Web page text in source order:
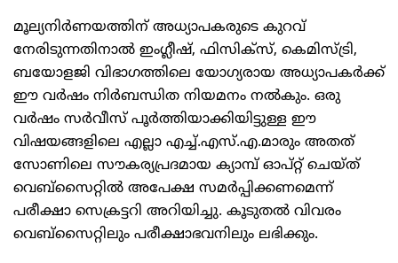
മൂല്യനിര്‍ണയത്തിന് അധ്യാപകരുടെ കുറവ്
നേരിടുന്നതിനാല്‍ ഇംഗ്ലീഷ്, ഫിസിക്‌സ്, കെമിസ്ട്രി,
ബയോളജി വിഭാഗത്തിലെ യോഗ്യരായ അധ്യാപകര്‍ക്ക്
ഈ വര്‍ഷം നിര്‍ബന്ധിത നിയമനം നല്‍കും. ഒരു
വര്‍ഷം സര്‍വീസ് പൂര്‍ത്തിയാക്കിയിട്ടുള്ള ഈ
വിഷയങ്ങളിലെ എല്ലാ എച്ച്.എസ്.എ.മാരും അതത്
സോണിലെ സൗകര്യപ്രദമായ ക്യാമ്പ് ഓപ്റ്റ് ചെയ്ത്
വെബ്‌സൈറ്റില്‍ അപേക്ഷ സമര്‍പ്പിക്കണമെന്ന്
പരീക്ഷാ സെക്രട്ടറി അറിയിച്ചു. കൂടുതല്‍ വിവരം
വെബ്‌സൈറ്റിലും പരീക്ഷാഭവനിലും ലഭിക്കും.